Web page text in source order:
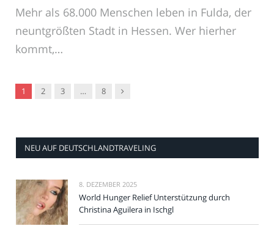
Mehr als 68.000 Menschen leben in Fulda, der
neuntgrößten Stadt in Hessen. Wer hierher
kommt,…
1 2 3 … 8 Nachfolger
NEU AUF DEUTSCHLANDTRAVELING
8. DEZEMBER 2025
World Hunger Relief Unterstützung durch
Christina Aguilera in Ischgl